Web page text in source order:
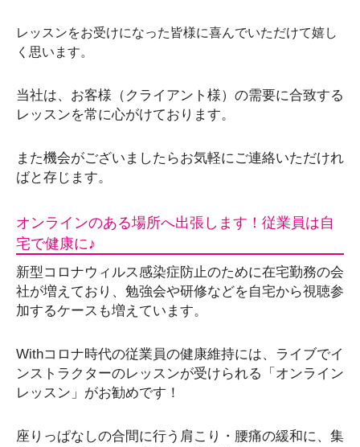
レッスンをお受けになった皆様に喜んでいただけて嬉し
く思います。
当社は、お客様（クライアント様）の需要に合致する
レッスンを常に心がけております。
また機会がございましたらお気軽にご連絡いただけれ
ばと存じます。
オンラインのある場所へ出張します！従業員は自
宅で健康に♪
新型コロナウィルス感染症防止のために在宅勤務の会
社が増えており、勉強会や研修などを自宅から視聴参
加するケースも増えています。
Withコロナ時代の従業員の健康維持には、ライブでイ
ンストラクターのレッスンが受けられる「オンライン
レッスン」がお勧めです！
座りっぱなしの合間に行う肩こり・腰痛の緩和に、集